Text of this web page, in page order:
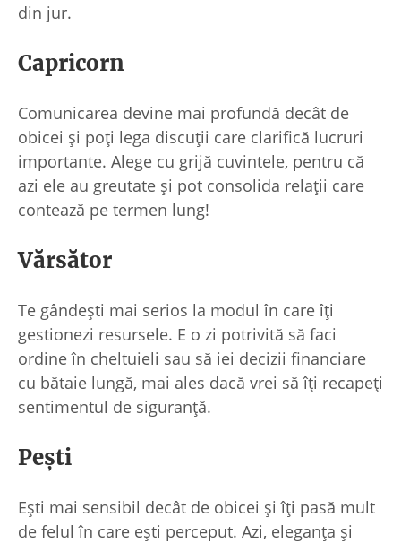
din jur.
Capricorn
Comunicarea devine mai profundă decât de
obicei și poți lega discuții care clarifică lucruri
importante. Alege cu grijă cuvintele, pentru că
azi ele au greutate și pot consolida relații care
contează pe termen lung!
Vărsător
Te gândești mai serios la modul în care îți
gestionezi resursele. E o zi potrivită să faci
ordine în cheltuieli sau să iei decizii financiare
cu bătaie lungă, mai ales dacă vrei să îți recapeți
sentimentul de siguranță.
Pești
Ești mai sensibil decât de obicei și îți pasă mult
de felul în care ești perceput. Azi, eleganța și